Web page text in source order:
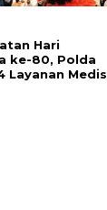
Hari
ke-80, Polda
Layanan Medis